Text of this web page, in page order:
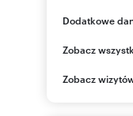
Dodatkowe
Warszawa
PL
Zobacz
Zobacz